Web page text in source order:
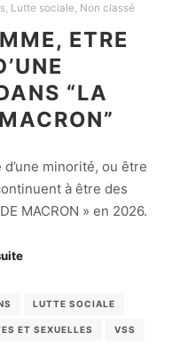
Lutte sociale Non classé
ETRE
“LA
minorité, ou être
à être des
MACRON » en 2026.
LUTTE SOCIALE
ET SEXUELLES VSS